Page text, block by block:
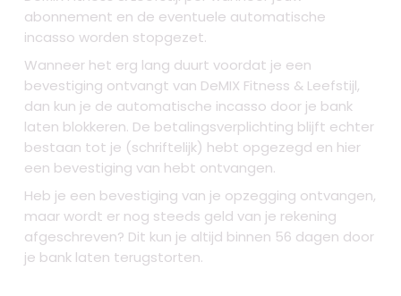
abonnement en de eventuele automatische
incasso worden stopgezet.
Wanneer het erg lang duurt voordat je een
bevestiging ontvangt van DeMIX Fitness & Leefstijl,
dan kun je de automatische incasso door je bank
laten blokkeren. De betalingsverplichting blijft echter
bestaan tot je (schriftelijk) hebt opgezegd en hier
een bevestiging van hebt ontvangen.
Heb je een bevestiging van je opzegging ontvangen,
maar wordt er nog steeds geld van je rekening
afgeschreven? Dit kun je altijd binnen 56 dagen door
je bank laten terugstorten.